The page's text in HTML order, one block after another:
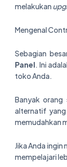
melakukan
Mengenal
Sebagian
Panel. Ini
toko Anda.
Banyak orang
alternatif yang
memudahkan
Jika Anda
mempelajari